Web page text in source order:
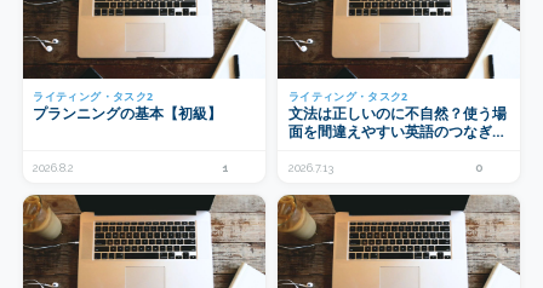
ライティング・タスク2
プランニングの基本【初級】
2026.8.2 1
ライティング・タスク2
文法は正しいのに不自然？使う場
面を間違えやすい英語のつなぎ表
the contrary ほか
2026.7.13 0